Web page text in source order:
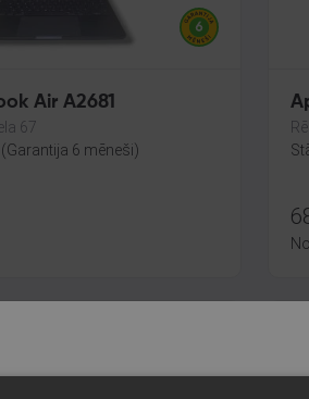
Air A2681
67
6 mēneši)
No